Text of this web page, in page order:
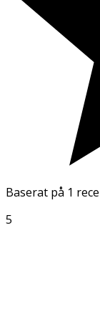
Baserat på 1
5